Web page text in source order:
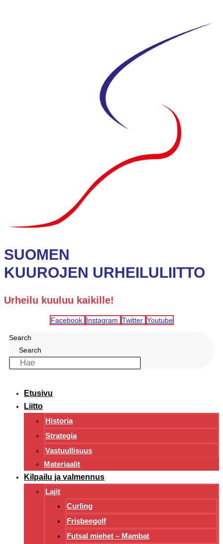
SUOMEN
KUUROJEN URHEILULIITTO
Urheilu kuuluu kaikille!
Facebook Instagram Twitter Youtube
Search
Search
Etusivu
Liitto
Historia
Strategia
Vastuullisuus
Materiaalit
Kilpailu ja valmennus
Lajit
Curling
Frisbeegolf
Futsal miehet – Mambat